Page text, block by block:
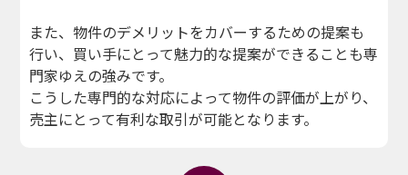
また、物件のデメリットをカバーするための提案も
行い、買い手にとって魅力的な提案ができることも専
門家ゆえの強みです。
こうした専門的な対応によって物件の評価が上がり、
売主にとって有利な取引が可能となります。